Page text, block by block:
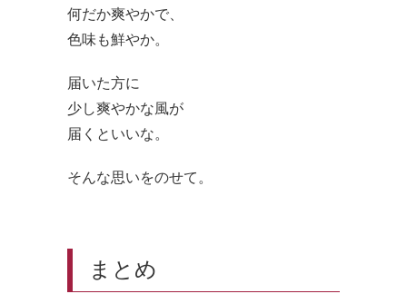
何だか爽やかで、
色味も鮮やか。
届いた方に
少し爽やかな風が
届くといいな。
そんな思いをのせて。
まとめ